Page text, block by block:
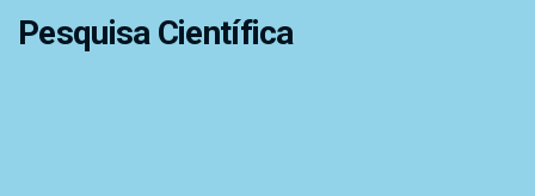
Pesquisa Científica